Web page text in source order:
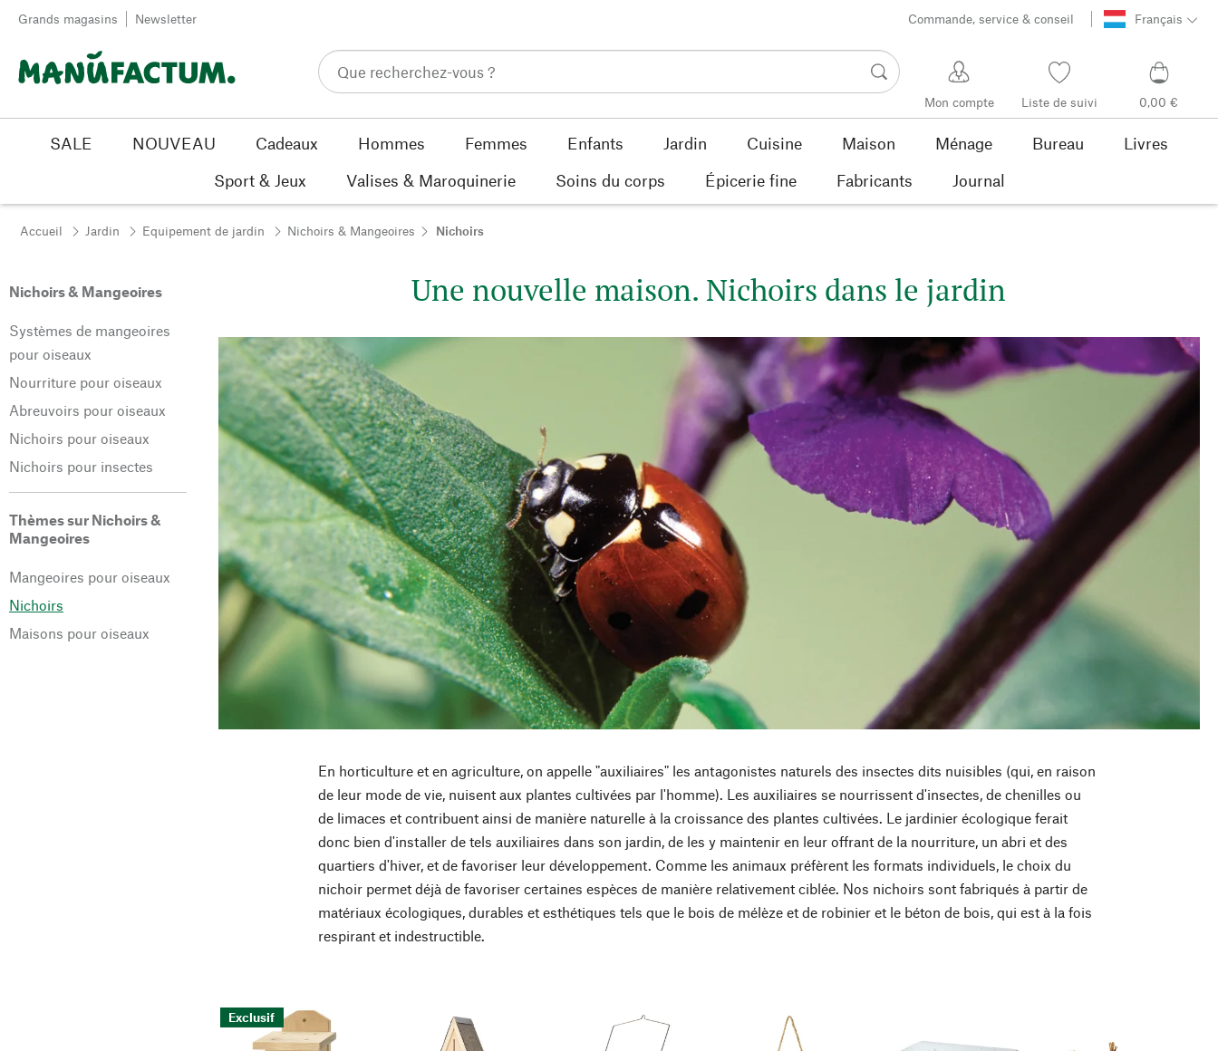
Passer au contenu
Grands magasins Newsletter Commande, service & conseil Français
Mon compte Liste de suivi 0,00 €
SALE NOUVEAU Cadeaux Hommes Femmes Enfants Jardin Cuisine Maison Ménage Bureau
Livres
Sport & Jeux
Valises & Maroquinerie Soins du corps Épicerie fine Fabricants Journal
Accueil Jardin Equipement de jardin Nichoirs & Mangeoires Nichoirs
Nichoirs & Mangeoires
Systèmes de mangeoires
pour oiseaux
Nourriture pour oiseaux
Abreuvoirs pour oiseaux
Nichoirs pour oiseaux
Nichoirs pour insectes
Thèmes sur Nichoirs &
Mangeoires
Mangeoires pour oiseaux
Nichoirs
Maisons pour oiseaux
Une nouvelle maison. Nichoirs dans le jardin
En horticulture et en agriculture, on appelle "auxiliaires" les antagonistes naturels des insectes dits nuisibles (qui, en raison
de leur mode de vie, nuisent aux plantes cultivées par l'homme). Les auxiliaires se nourrissent d'insectes, de chenilles ou
de limaces et contribuent ainsi de manière naturelle à la croissance des plantes cultivées. Le jardinier écologique ferait
donc bien d'installer de tels auxiliaires dans son jardin, de les y maintenir en leur offrant de la nourriture, un abri et des
quartiers d'hiver, et de favoriser leur développement. Comme les animaux préfèrent les formats individuels, le choix du
nichoir permet déjà de favoriser certaines espèces de manière relativement ciblée. Nos nichoirs sont fabriqués à partir de
matériaux écologiques, durables et esthétiques tels que le bois de mélèze et de robinier et le béton de bois, qui est à la fois
respirant et indestructible.
Exclusif